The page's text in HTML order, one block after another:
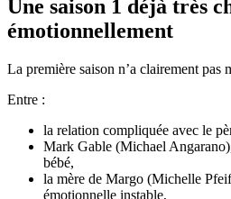
Une saison 1 déjà très
émotionnellement
La première saison n’a clairement pas
Entre :
la relation compliquée avec le
Mark Gable (Michael
bébé,
la mère de Margo (Michelle
émotionnelle instable,